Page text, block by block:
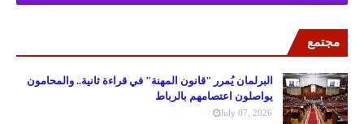
مجتمع
البرلمان يُمرر "قانون المهنة" في قراءة ثانية.. والمحامون
يواصلون اعتصامهم بالرباط
July 07, 2026